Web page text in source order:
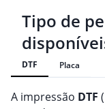
Tipo de
DTF Placa
A impressão DTF